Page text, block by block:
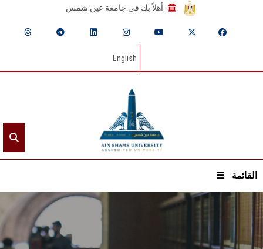
أهلاً بك في جامعة عين شمس
English
القائمة
الرئيسيـة
عن الجامعة